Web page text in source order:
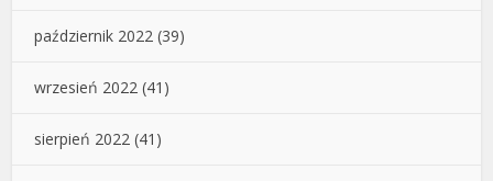
październik 2022 (39)
wrzesień 2022 (41)
sierpień 2022 (41)